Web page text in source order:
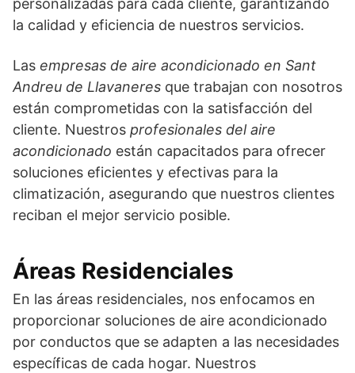
personalizadas para cada cliente, garantizando
la calidad y eficiencia de nuestros servicios.
Las empresas de aire acondicionado en Sant
Andreu de Llavaneres que trabajan con nosotros
están comprometidas con la satisfacción del
cliente. Nuestros profesionales del aire
acondicionado están capacitados para ofrecer
soluciones eficientes y efectivas para la
climatización, asegurando que nuestros clientes
reciban el mejor servicio posible.
Áreas Residenciales
En las áreas residenciales, nos enfocamos en
proporcionar soluciones de aire acondicionado
por conductos que se adapten a las necesidades
específicas de cada hogar. Nuestros